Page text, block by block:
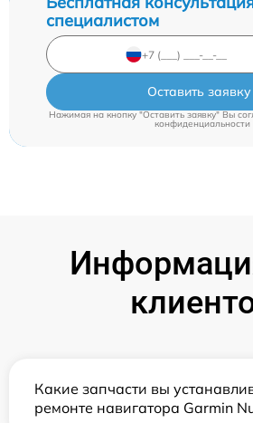
специалистом
Оставить заявку
Нажимая на кнопку "Оставить заявку" Вы
конфиденциальности
Какие запчасти вы
ремонте навигатора Garmin